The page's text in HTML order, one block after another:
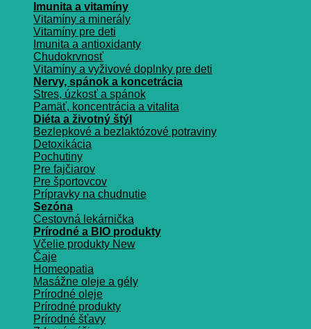
Imunita a vitamíny
Vitamíny a minerály
Vitamíny pre deti
Imunita a antioxidanty
Chudokrvnosť
Vitamíny a vyživové doplnky pre deti
Nervy, spánok a koncetrácia
Stres, úzkosť a spánok
Pamäť, koncentrácia a vitalita
Diéta a životný štýl
Bezlepkové a bezlaktózové potraviny
Detoxikácia
Pochutiny
Pre fajčiarov
Pre športovcov
Prípravky na chudnutie
Sezóna
Cestovná lekárnička
Prírodné a BIO produkty
Včelie produkty
Čaje
Homeopatia
Masážne oleje a gély
Prírodné oleje
Prírodné produkty
Prírodné šťavy